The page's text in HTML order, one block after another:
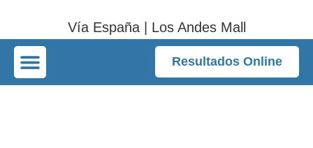
Vía España | Los Andes Mall
Resultados Online